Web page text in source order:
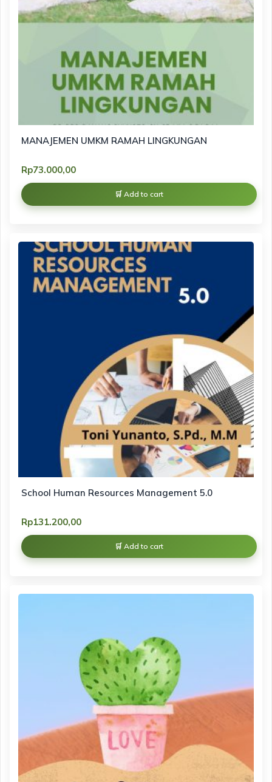
MANAJEMEN UMKM RAMAH LINGKUNGAN
Rp73.000,00
Add to cart
School Human Resources Management 5.0
Rp131.200,00
Add to cart